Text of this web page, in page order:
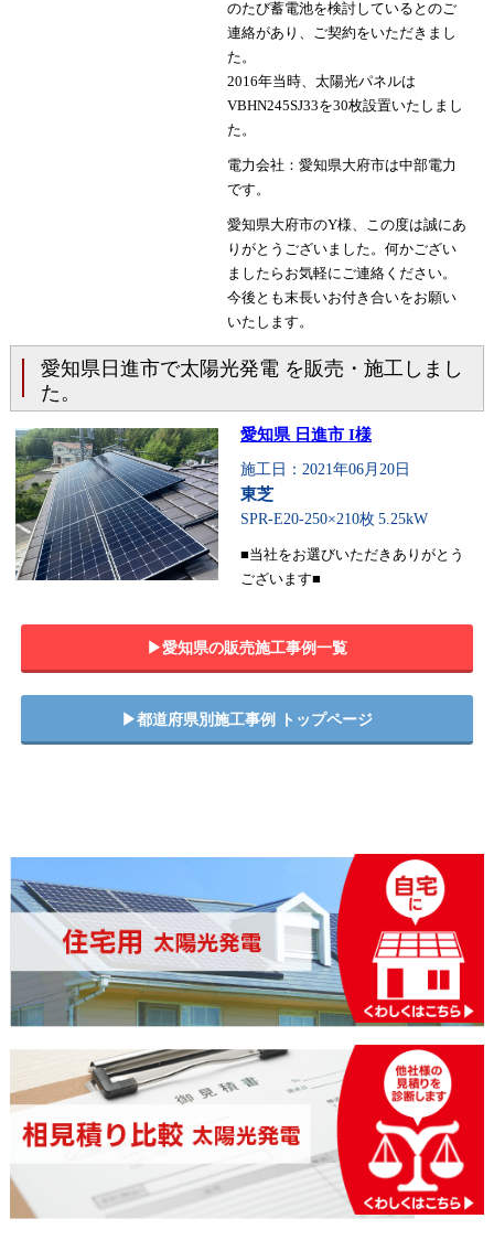
のたび蓄電池を検討しているとのご
連絡があり、ご契約をいただきまし
た。
2016年当時、太陽光パネルは
VBHN245SJ33を30枚設置いたしまし
た。
電力会社：愛知県大府市は中部電力
です。
愛知県大府市のY様、この度は誠にあ
りがとうございました。何かござい
ましたらお気軽にご連絡ください。
今後とも末長いお付き合いをお願い
いたします。
愛知県日進市で太陽光発電 を販売・施工しまし
た。
愛知県 日進市 I様
施工日：2021年06月20日
東芝
SPR-E20-250×210枚 5.25kW
■当社をお選びいただきありがとう
ございます■
▶︎愛知県の販売施工事例一覧
▶︎都道府県別施工事例 トップページ